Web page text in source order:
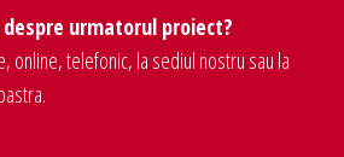
urmatorul proiect?
online, telefonic, la sediul nostru sau la